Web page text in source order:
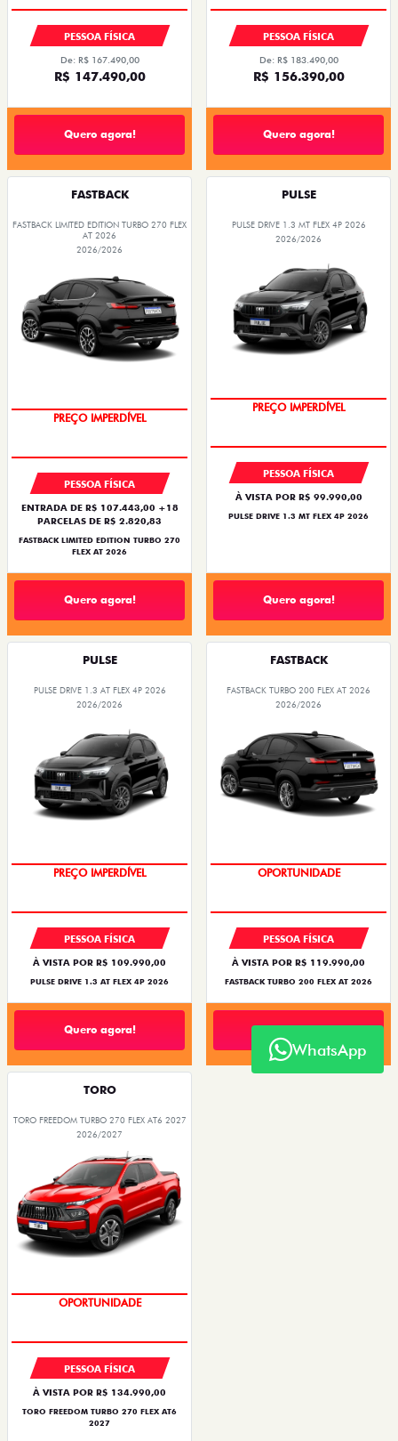
PESSOA FÍSICA
De: R$ 167.490,00
R$ 147.490,00
Quero agora!
PESSOA FÍSICA
De: R$ 183.490,00
R$ 156.390,00
Quero agora!
FASTBACK
FASTBACK LIMITED EDITION TURBO 270 FLEX
AT 2026
2026/2026
PREÇO IMPERDÍVEL
PESSOA FÍSICA
ENTRADA DE R$ 107.443,00 +18
PARCELAS DE R$ 2.820,83
FASTBACK LIMITED EDITION TURBO 270
FLEX AT 2026
Quero agora!
PULSE
PULSE DRIVE 1.3 MT FLEX 4P 2026
2026/2026
PREÇO IMPERDÍVEL
PESSOA FÍSICA
À VISTA POR R$ 99.990,00
PULSE DRIVE 1.3 MT FLEX 4P 2026
Quero agora!
PULSE
PULSE DRIVE 1.3 AT FLEX 4P 2026
2026/2026
PREÇO IMPERDÍVEL
PESSOA FÍSICA
À VISTA POR R$ 109.990,00
PULSE DRIVE 1.3 AT FLEX 4P 2026
Quero agora!
FASTBACK
FASTBACK TURBO 200 FLEX AT 2026
2026/2026
OPORTUNIDADE
PESSOA FÍSICA
À VISTA POR R$ 119.990,00
FASTBACK TURBO 200 FLEX AT 2026
Quero agora!
TORO
TORO FREEDOM TURBO 270 FLEX AT6 2027
2026/2027
OPORTUNIDADE
PESSOA FÍSICA
À VISTA POR R$ 134.990,00
TORO FREEDOM TURBO 270 FLEX AT6
2027
WhatsApp